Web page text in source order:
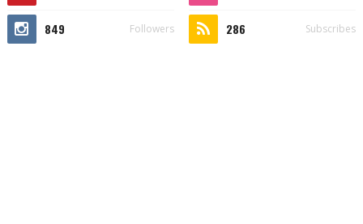
849 Followers 286 Subscribes